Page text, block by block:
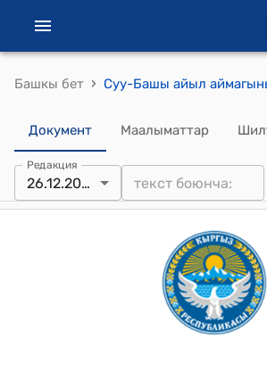
Башкы бет ›
Документ Маалыматтар
Редакция
26.12.2023